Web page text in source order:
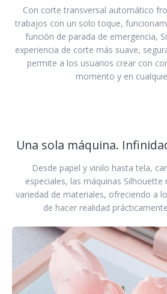
Con corte transversal automático
trabajos con un solo toque,
función de parada de emergencia,
experiencia de corte más suave,
permite a los usuarios crear con
momento y en
Una sola máquina.
Desde papel y vinilo hasta tela,
especiales, las máquinas
variedad de materiales, ofreciendo a
de hacer realidad